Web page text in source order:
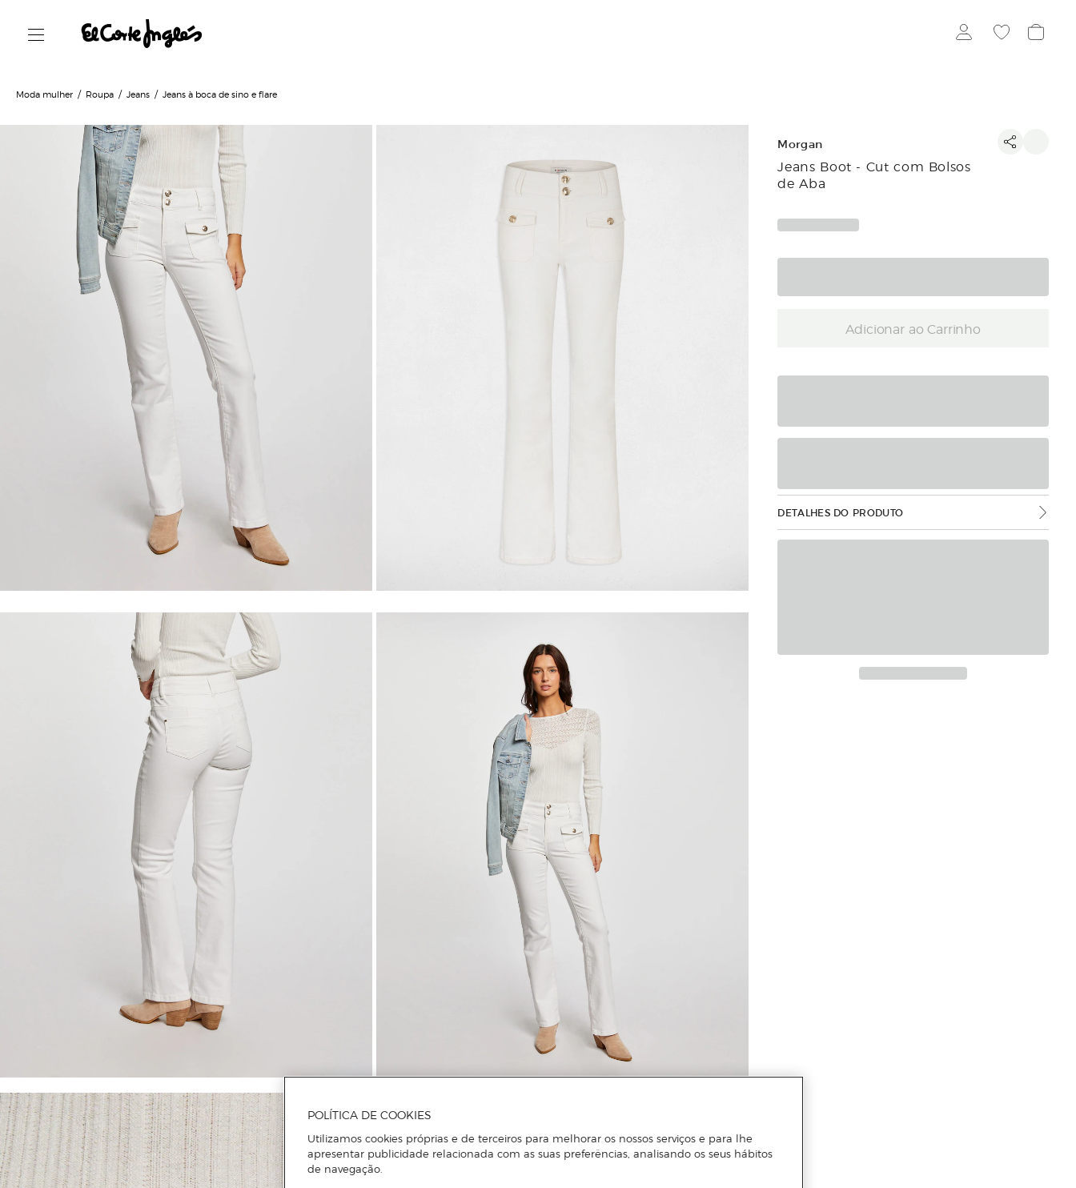
Moda mulher Roupa Jeans Jeans à boca de sino e flare
Morgan
Jeans Boot - Cut com Bolsos
de Aba
Adicionar ao Carrinho
DETALHES DO PRODUTO
POLÍTICA DE COOKIES
Utilizamos cookies próprias e de terceiros para melhorar os nossos serviços e para lhe
apresentar publicidade relacionada com as suas preferências, analisando os seus hábitos
de navegação.